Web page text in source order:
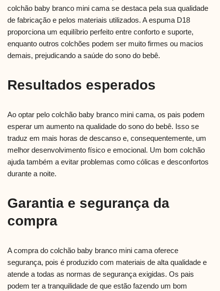
colchão baby branco mini cama se destaca pela sua qualidade
de fabricação e pelos materiais utilizados. A espuma D18
proporciona um equilíbrio perfeito entre conforto e suporte,
enquanto outros colchões podem ser muito firmes ou macios
demais, prejudicando a saúde do sono do bebê.
Resultados esperados
Ao optar pelo colchão baby branco mini cama, os pais podem
esperar um aumento na qualidade do sono do bebê. Isso se
traduz em mais horas de descanso e, consequentemente, um
melhor desenvolvimento físico e emocional. Um bom colchão
ajuda também a evitar problemas como cólicas e desconfortos
durante a noite.
Garantia e segurança da
compra
A compra do colchão baby branco mini cama oferece
segurança, pois é produzido com materiais de alta qualidade e
atende a todas as normas de segurança exigidas. Os pais
podem ter a tranquilidade de que estão fazendo um bom